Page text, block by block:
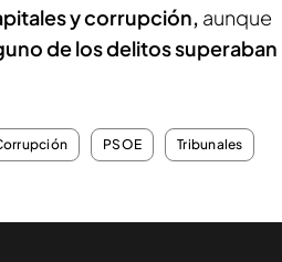
y corrupción, aunque
de los delitos superaban
PSOE Tribunales